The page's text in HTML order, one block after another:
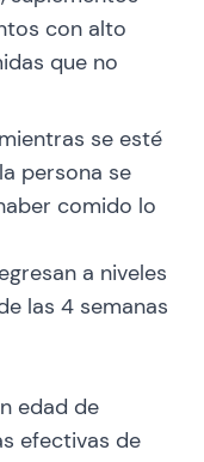
con alto
que no
se esté
persona se
comido lo
a niveles
las 4 semanas
edad de
efectivas de